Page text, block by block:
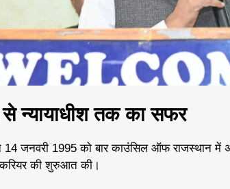
न्यायाधीश तक का सफर
जनवरी 1995 को बार काउंसिल ऑफ राजस्थान में
की शुरुआत की।